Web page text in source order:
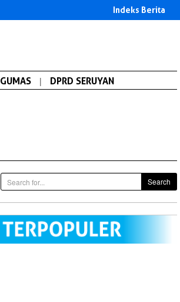
Indeks Berita
GUMAS | DPRD SERUYAN
Search